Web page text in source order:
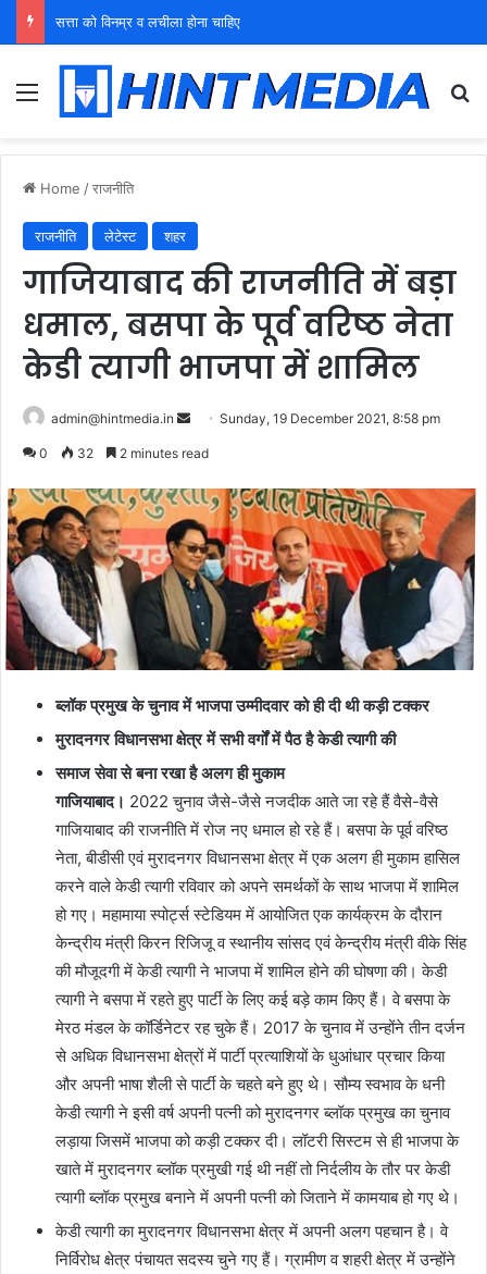
युवा शक्ति को पहचाने बूढ़ा नेतृत्व
Menu
Home /राजनीति
राजनीति लेटेस्ट शहर
गाजियाबाद की राजनीति में बड़ा
धमाल, बसपा के पूर्व वरिष्ठ नेता
केडी त्यागी भाजपा में शामिल
admin@hintmedia.in
SendSunday, 19 December 2021, 8:58 pm
0 32 2 minutes read
ब्लॉक प्रमुख के चुनाव में भाजपा उम्मीदवार को ही दी थी कड़ी टक्कर
मुरादनगर विधानसभा क्षेत्र में सभी वर्गों में पैठ है केडी त्यागी की
समाज सेवा से बना रखा है अलग ही मुकाम
गाजियाबाद। 2022 चुनाव जैसे-जैसे नजदीक आते जा रहे हैं वैसे-वैसे
गाजियाबाद की राजनीति में रोज नए धमाल हो रहे हैं। बसपा के पूर्व वरिष्ठ
नेता, बीडीसी एवं मुरादनगर विधानसभा क्षेत्र में एक अलग ही मुकाम हासिल
करने वाले केडी त्यागी रविवार को अपने समर्थकों के साथ भाजपा में शामिल
हो गए। महामाया स्पोर्ट्स स्टेडियम में आयोजित एक कार्यक्रम के दौरान
केन्द्रीय मंत्री किरन रिजिजू व स्थानीय सांसद एवं केन्द्रीय मंत्री वीके सिंह
की मौजूदगी में केडी त्यागी ने भाजपा में शामिल होने की घोषणा की। केडी
त्यागी ने बसपा में रहते हुए पार्टी के लिए कई बड़े काम किए हैं। वे बसपा के
मेरठ मंडल के कॉर्डिनेटर रह चुके हैं। 2017 के चुनाव में उन्होंने तीन दर्जन
से अधिक विधानसभा क्षेत्रों में पार्टी प्रत्याशियों के धुआंधार प्रचार किया
और अपनी भाषा शैली से पार्टी के चहते बने हुए थे। सौम्य स्वभाव के धनी
केडी त्यागी ने इसी वर्ष अपनी पत्नी को मुरादनगर ब्लॉक प्रमुख का चुनाव
लड़ाया जिसमें भाजपा को कड़ी टक्कर दी। लॉटरी सिस्टम से ही भाजपा के
खाते में मुरादनगर ब्लॉक प्रमुखी गई थी नहीं तो निर्दलीय के तौर पर केडी
त्यागी ब्लॉक प्रमुख बनाने में अपनी पत्नी को जिताने में कामयाब हो गए थे।
केडी त्यागी का मुरादनगर विधानसभा क्षेत्र में अपनी अलग पहचान है। वे
निर्विरोध क्षेत्र पंचायत सदस्य चुने गए हैं। ग्रामीण व शहरी क्षेत्र में उन्होंने